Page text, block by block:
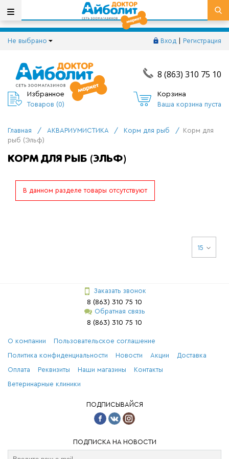
Не выбрано Вход Регистрация
8 (863) 310 75 10
Избранное
Товаров (0)
Корзина
Ваша корзина пуста
Главная / АКВАРИУМИСТИКА / Корм для рыб /
Корм для
рыб (Эльф)
КОРМ ДЛЯ РЫБ (ЭЛЬФ)
В данном разделе товары отсутствуют
15
Заказать звонок
8 (863) 310 75 10
Обратная связь
8 (863) 310 75 10
О компании Пользовательское соглашение
Политика конфиденциальности Новости Акции Доставка
Оплата Реквизиты Наши магазины Контакты
Ветеринарные клиники
ПОДПИСЫВАЙСЯ
ПОДПИСКА НА НОВОСТИ